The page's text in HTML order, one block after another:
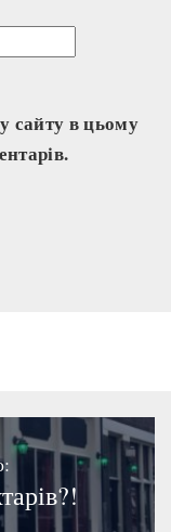
сайту в цьому